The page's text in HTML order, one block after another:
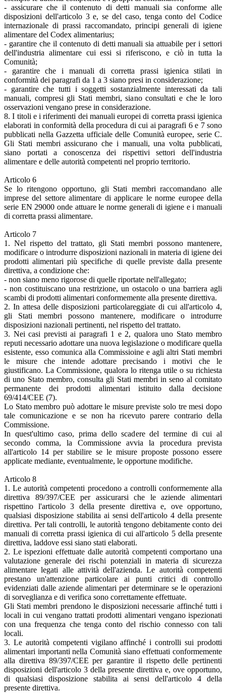
- assicurare che il contenuto di detti manuali sia conforme alle
disposizioni dell'articolo 3 e, se del caso, tenga conto del Codice
internazionale di prassi raccomandato, principi generali di igiene
alimentare del Codex alimentarius;
- garantire che il contenuto di detti manuali sia attuabile per i settori
dell'industria alimentare cui essi si riferiscono, e ciò in tutta la
Comunità;
- garantire che i manuali di corretta prassi igienica stilati in
conformità dei paragrafi da 1 a 3 siano presi in considerazione;
- garantire che tutti i soggetti sostanzialmente interessati da tali
manuali, compresi gli Stati membri, siano consultati e che le loro
osservazioni vengano prese in considerazione.
8. I titoli e i riferimenti dei manuali europei di corretta prassi igienica
elaborati in conformità della procedura di cui ai paragrafi 6 e 7 sono
pubblicati nella Gazzetta ufficiale delle Comunità europee, serie C.
Gli Stati membri assicurano che i manuali, una volta pubblicati,
siano portati a conoscenza dei rispettivi settori dell'industria
alimentare e delle autorità competenti nel proprio territorio.
Articolo 6
Se lo ritengono opportuno, gli Stati membri raccomandano alle
imprese del settore alimentare di applicare le norme europee della
serie EN 29000 onde attuare le norme generali di igiene e i manuali
di corretta prassi alimentare.
Articolo 7
1. Nel rispetto del trattato, gli Stati membri possono mantenere,
modificare o introdurre disposizioni nazionali in materia di igiene dei
prodotti alimentari più specifiche di quelle previste dalla presente
direttiva, a condizione che:
- non siano meno rigorose di quelle riportate nell'allegato;
- non costituiscano una restrizione, un ostacolo o una barriera agli
scambi di prodotti alimentari conformemente alla presente direttiva.
2. In attesa delle disposizioni particolareggiate di cui all'articolo 4,
gli Stati membri possono mantenere, modificare o introdurre
disposizioni nazionali pertinenti, nel rispetto del trattato.
3. Nei casi previsti ai paragrafi 1 e 2, qualora uno Stato membro
reputi necessario adottare una nuova legislazione o modificare quella
esistente, esso comunica alla Commissioine e agli altri Stati membri
le misure che intende adottare precisando i motivi che le
giustificano. La Commissione, qualora lo ritenga utile o su richiesta
di uno Stato membro, consulta gli Stati membri in seno al comitato
permanente dei prodotti alimentari istituito dalla decisione
69/414/CEE (7).
Lo Stato membro può adottare le misure previste solo tre mesi dopo
tale comunicazione e se non ha ricevuto parere contrario della
Commissione.
In quest'ultimo caso, prima dello scadere del termine di cui al
secondo comma, la Commissione avvia la procedura prevista
all'articolo 14 per stabilire se le misure proposte possono essere
applicate mediante, eventualmente, le opportune modifiche.
Articolo 8
1. Le autorità competenti procedono a controlli conformemente alla
direttiva 89/397/CEE per assicurarsi che le aziende alimentari
rispettino l'articolo 3 della presente direttiva e, ove opportuno,
qualsiasi disposizione stabilita ai sensi dell'articolo 4 della presente
direttiva. Per tali controlli, le autorità tengono debitamente conto dei
manuali di corretta prassi igienica di cui all'articolo 5 della presente
direttiva, laddove essi siano stati elaborati.
2. Le ispezioni effettuate dalle autorità competenti comportano una
valutazione generale dei rischi potenziali in materia di sicurezza
alimentare legati alle attività dell'azienda. Le autorità competenti
prestano un'attenzione particolare ai punti critici di controllo
evidenziati dalle aziende alimentari per determinare se le operazioni
di sorveglianza e di verifica sono correttamente effettuate.
Gli Stati membri prendono le disposizioni necessarie affinché tutti i
locali in cui vengano trattati prodotti alimentari vengano ispezionati
con una frequenza che tenga conto del rischio connesso con tali
locali.
3. Le autorità competenti vigilano affinché i controlli sui prodotti
alimentari importanti nella Comunità siano effettuati conformemente
alla direttiva 89/397/CEE per garantire il rispetto delle pertinenti
disposizioni dell'articolo 3 della presente direttiva e, ove opportuno,
di qualsiasi disposizione stabilita ai sensi dell'articolo 4 della
presente direttiva.